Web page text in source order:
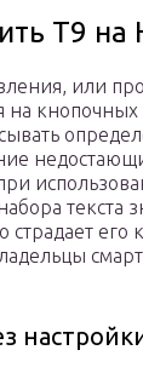
Т9 на
или
на
текста
страдает его